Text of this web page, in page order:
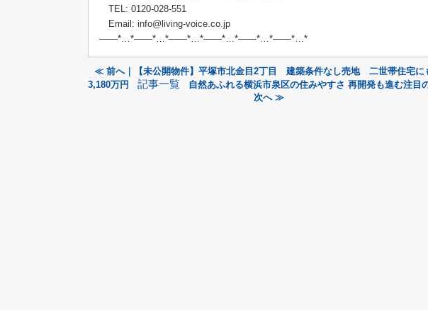
TEL: 0120-028-551
Email: info@living-voice.co.jp
——*…*——*…*——*…*——*…*——*…*——*…*
≪ 前へ｜【未公開物件】平塚市北金目2丁目 建築条件なし売地 二世帯住宅
3,180万円
記事一覧
自然あふれる横浜市泉区の住みやすさ 再開発も進む注目の
次へ ≫